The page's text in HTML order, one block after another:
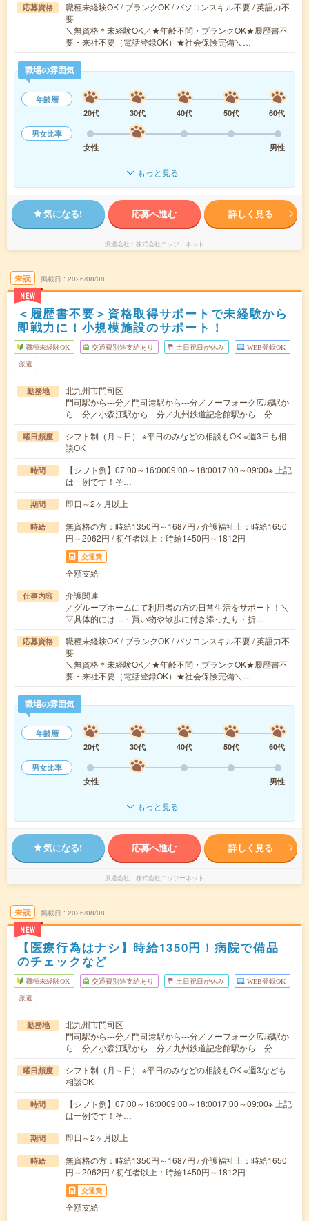
応募資格
職種未経験OK / ブランクOK / パソコンスキル不要 / 英語力不
要
＼無資格＊未経験OK／★年齢不問・ブランクOK★履歴書不
要・来社不要（電話登録OK）★社会保険完備＼…
職場の雰囲気
年齢層
20代
30代 40代 50代
60代
男女比率
女性
男性
もっと見る
気になる! 応募へ進む 詳しく見る
派遣会社 株式会社ニッソーネット
未読
NEW
掲載日 2026/08/08
＜履歴書不要＞資格取得サポートで未経験から
即戦力に！小規模施設のサポート！
職種未経験OK 交通費別途支給あり 土日祝日が休み WEB登録OK
派遣
勤務地
北九州市門司区
門司駅から---分／門司港駅から---分／ノーフォーク広場駅か
ら---分／小森江駅から---分／九州鉄道記念館駅から---分
曜日頻度
シフト制（月～日） ※平日のみなどの相談もOK ※週3日も相
談OK
時間
【シフト例】07:00～16:0009:00～18:0017:00～09:00※ 上記
は一例です！そ…
期間 即日～2ヶ月以上
時給
無資格の方：時給1350円～1687円 / 介護福祉士：時給1650
円～2062円 / 初任者以上：時給1450円～1812円
交通費
全額支給
仕事内容
介護関連
／グループホームにて利用者の方の日常生活をサポート！＼
▽具体的には…・買い物や散歩に付き添ったり・折…
応募資格
職種未経験OK / ブランクOK / パソコンスキル不要 / 英語力不
要
＼無資格＊未経験OK／★年齢不問・ブランクOK★履歴書不
要・来社不要（電話登録OK）★社会保険完備＼…
職場の雰囲気
年齢層
20代
30代 40代 50代
60代
男女比率
女性
男性
もっと見る
気になる! 応募へ進む 詳しく見る
派遣会社 株式会社ニッソーネット
未読
NEW
掲載日 2026/08/08
【医療行為はナシ】時給1350円！病院で備品
のチェックなど
職種未経験OK 交通費別途支給あり 土日祝日が休み WEB登録OK
派遣
勤務地
北九州市門司区
門司駅から---分／門司港駅から---分／ノーフォーク広場駅か
ら---分／小森江駅から---分／九州鉄道記念館駅から---分
曜日頻度
シフト制（月～日） ※平日のみなどの相談もOK ※週3なども
相談OK
時間
【シフト例】07:00～16:0009:00～18:0017:00～09:00※ 上記
は一例です！そ…
期間 即日～2ヶ月以上
時給
無資格の方：時給1350円～1687円 / 介護福祉士：時給1650
円～2062円 / 初任者以上：時給1450円～1812円
交通費
全額支給